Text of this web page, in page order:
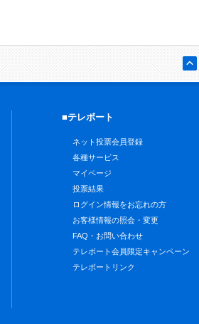
■テレボート
ネット投票会員登録
各種サービス
マイページ
投票結果
ログイン情報をお忘れの方
お客様情報の照会・変更
FAQ・お問い合わせ
テレボート会員限定キャンペーン
テレボートリンク